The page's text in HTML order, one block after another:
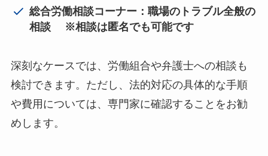
総合労働相談コーナー：職場のトラブル全般の
相談 ※相談は匿名でも可能です
深刻なケースでは、労働組合や弁護士への相談も
検討できます。ただし、法的対応の具体的な手順
や費用については、専門家に確認することをお勧
めします。